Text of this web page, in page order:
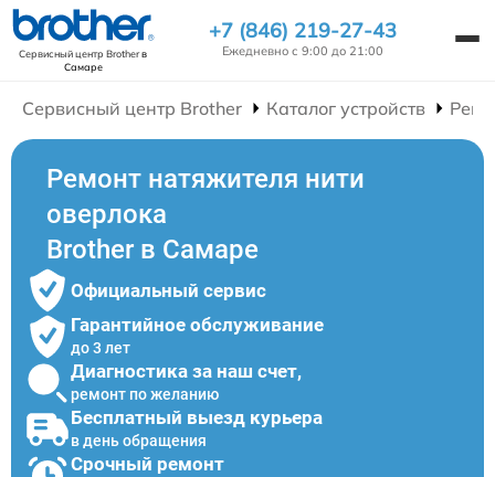
Сервисный центр Brotherв
Самаре
+7 (846) 219-27-43
Ежедневно с 9:00 до 21:00
Сервисный центр Brother Каталог устройств
Ремонт натяжителя нити
оверлока
Brother в Самаре
Официальный сервис
Гарантийное обслуживание
до 3 лет
Диагностика за наш счет,
ремонт по желанию
Бесплатный выезд курьера
в день обращения
Срочный ремонт